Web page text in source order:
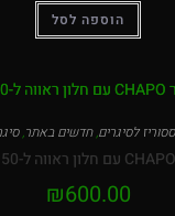
חדשים באתר,סיגרים
₪